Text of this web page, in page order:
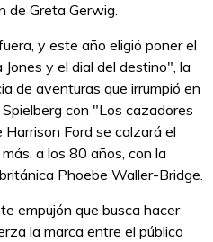
de Greta Gerwig.
y este año eligió poner el
y el dial del destino", la
de aventuras que irrumpió en
con "Los cazadores
Ford se calzará el
a los 80 años, con la
Phoebe Waller-Bridge.
empujón que busca hacer
la marca entre el público